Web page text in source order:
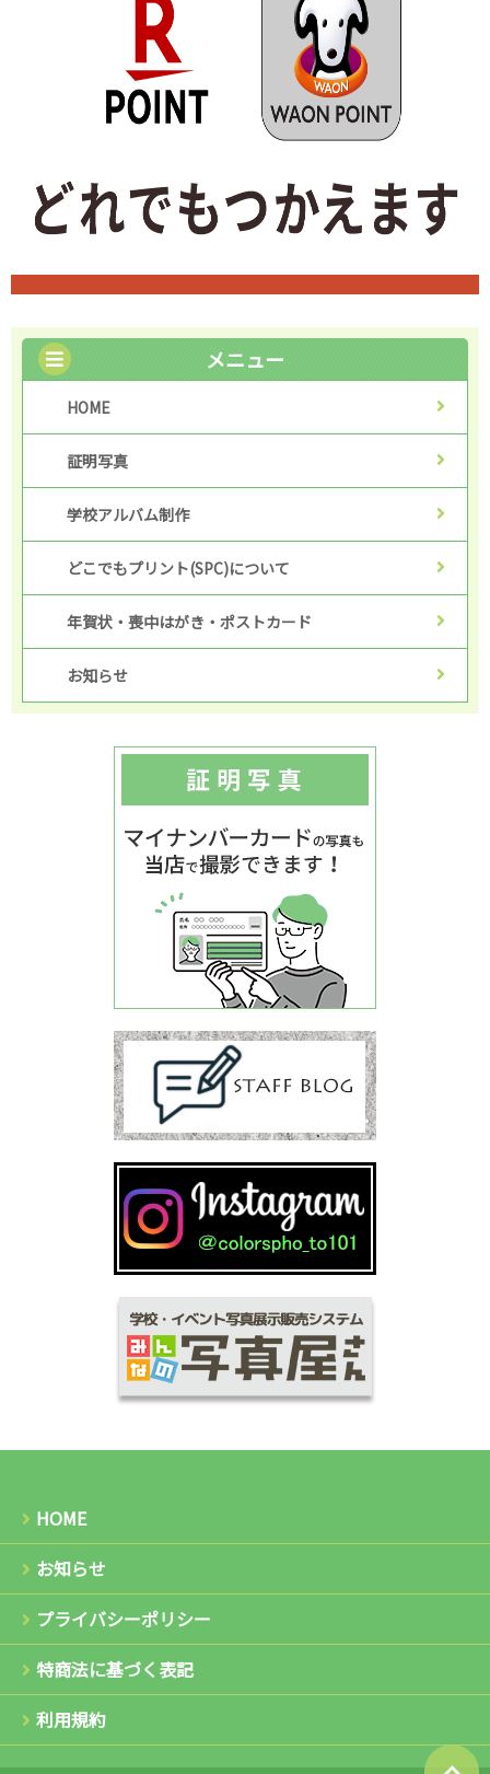
メニュー
HOME
証明写真
学校アルバム制作
どこでもプリント(SPC)について
年賀状・喪中はがき・ポストカード
お知らせ
HOME
お知らせ
プライバシーポリシー
特商法に基づく表記
利用規約